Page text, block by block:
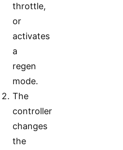
throttle,
or
activates
a
regen
mode.
The
controller
changes
the